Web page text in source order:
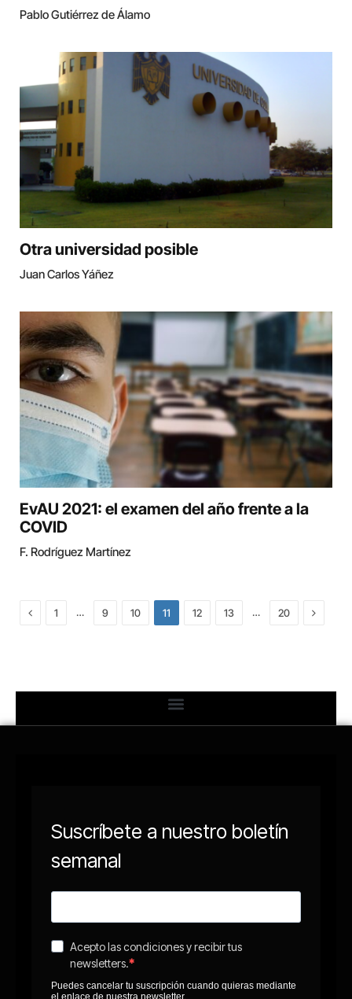
Pablo Gutiérrez de Álamo
Otra universidad posible
Juan Carlos Yáñez
EvAU 2021: el examen del año frente a la
COVID
F. Rodríguez Martínez
Previous
1 … 9 10 11 12 13 … 20 Next